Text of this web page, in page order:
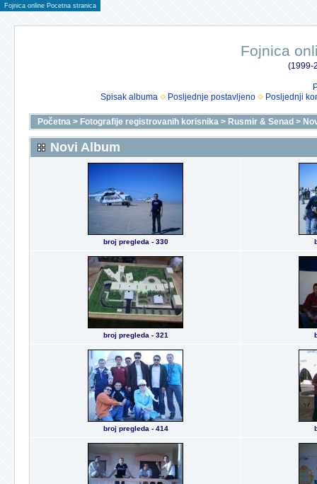
Fojnica online Pocetna stranica
Fojnica
(1999-
Spisak albuma
Posljednje postavljeno Posljednji
Početna > Fotografije registrovanih korisnika > Rusmir & Senad >
Novi Album
broj pregleda - 330
broj pregleda - 321
broj pregleda - 414